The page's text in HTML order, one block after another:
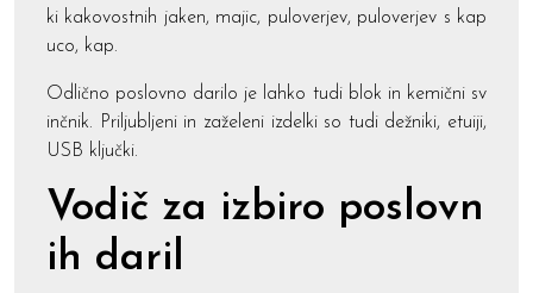
ki kakovostnih jaken, majic, puloverjev, puloverjev s kap
uco, kap.
Odlično poslovno darilo je lahko tudi blok in kemični sv
inčnik. Priljubljeni in zaželeni izdelki so tudi dežniki, etuiji,
USB ključki.
Vodič za izbiro poslovn
ih daril